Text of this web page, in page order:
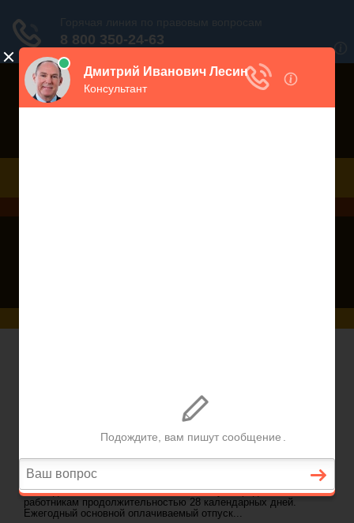
ст 114 ТК РФ. Ежегодные оплачиваемые отпуска
Работникам предоставляются ежегодные отпуска с
сохранением места работы (должности) и среднего...
ст 115 ТК РФ. Продолжительность ежегодного основного
оплачиваемого отпуска
Ежегодный основной оплачиваемый отпуск предоставляется
работникам продолжительностью 28 календарных дней.
Ежегодный основной оплачиваемый отпуск...